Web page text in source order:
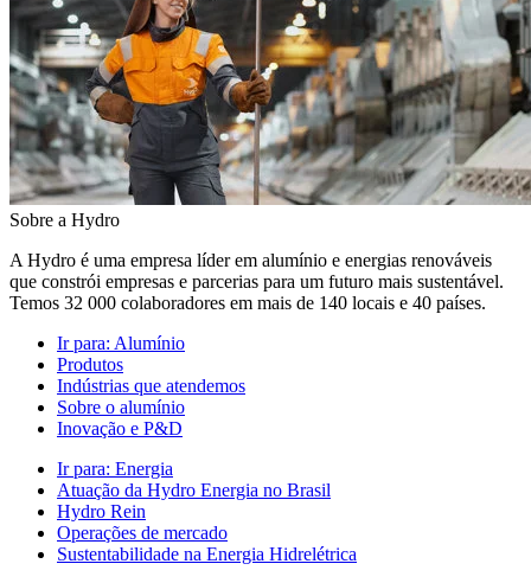
Sobre a Hydro
A Hydro é uma empresa líder em alumínio e energias renováveis
que constrói empresas e parcerias para um futuro mais sustentável.
Temos 32 000 colaboradores em mais de 140 locais e 40 países.
Ir para: Alumínio
Produtos
Indústrias que atendemos
Sobre o alumínio
Inovação e P&D
Ir para: Energia
Atuação da Hydro Energia no Brasil
Hydro Rein
Operações de mercado
Sustentabilidade na Energia Hidrelétrica